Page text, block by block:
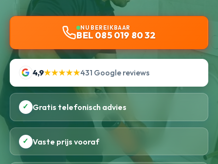
NU BEREIKBAAR
BEL 085 019 80 32
4,9★★★★★431 Google reviews
✓ Gratis telefonisch advies
✓ Vaste prijs vooraf